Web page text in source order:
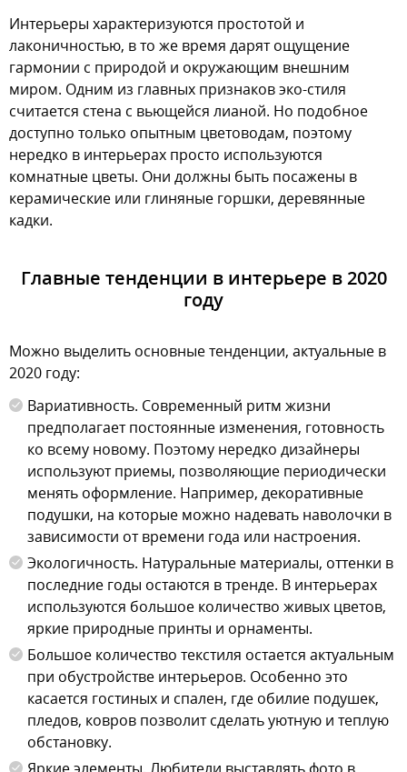
Интерьеры характеризуются простотой и
лаконичностью, в то же время дарят ощущение
гармонии с природой и окружающим внешним
миром. Одним из главных признаков эко-стиля
считается стена с вьющейся лианой. Но подобное
доступно только опытным цветоводам, поэтому
нередко в интерьерах просто используются
комнатные цветы. Они должны быть посажены в
керамические или глиняные горшки, деревянные
кадки.
Главные тенденции в интерьере в 2020
году
Можно выделить основные тенденции, актуальные в
2020 году:
Вариативность. Современный ритм жизни
предполагает постоянные изменения, готовность
ко всему новому. Поэтому нередко дизайнеры
используют приемы, позволяющие периодически
менять оформление. Например, декоративные
подушки, на которые можно надевать наволочки в
зависимости от времени года или настроения.
Экологичность. Натуральные материалы, оттенки в
последние годы остаются в тренде. В интерьерах
используются большое количество живых цветов,
яркие природные принты и орнаменты.
Большое количество текстиля остается актуальным
при обустройстве интерьеров. Особенно это
касается гостиных и спален, где обилие подушек,
пледов, ковров позволит сделать уютную и теплую
обстановку.